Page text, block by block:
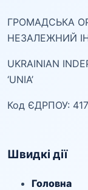
ГРОМАДСЬКА
НЕЗАЛЕЖНИЙ
UKRAINIAN
‘UNIA’
Код ЄДРПОУ:
Швидкі дії
Головна